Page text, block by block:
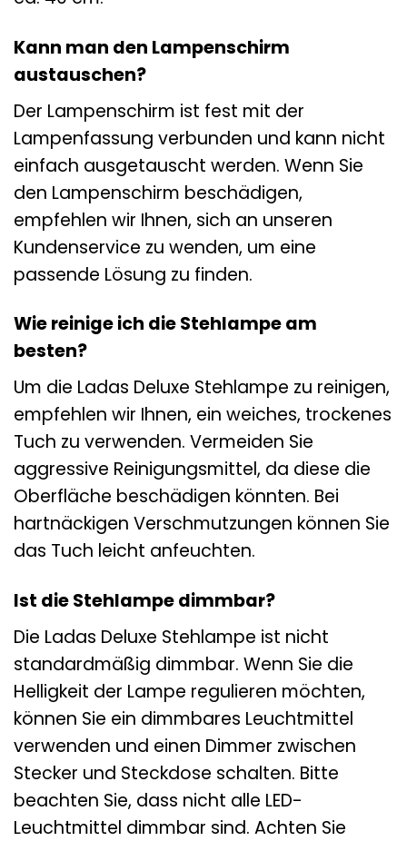
Kann man den Lampenschirm
austauschen?
Der Lampenschirm ist fest mit der
Lampenfassung verbunden und kann nicht
einfach ausgetauscht werden. Wenn Sie
den Lampenschirm beschädigen,
empfehlen wir Ihnen, sich an unseren
Kundenservice zu wenden, um eine
passende Lösung zu finden.
Wie reinige ich die Stehlampe am
besten?
Um die Ladas Deluxe Stehlampe zu reinigen,
empfehlen wir Ihnen, ein weiches, trockenes
Tuch zu verwenden. Vermeiden Sie
aggressive Reinigungsmittel, da diese die
Oberfläche beschädigen könnten. Bei
hartnäckigen Verschmutzungen können Sie
das Tuch leicht anfeuchten.
Ist die Stehlampe dimmbar?
Die Ladas Deluxe Stehlampe ist nicht
standardmäßig dimmbar. Wenn Sie die
Helligkeit der Lampe regulieren möchten,
können Sie ein dimmbares Leuchtmittel
verwenden und einen Dimmer zwischen
Stecker und Steckdose schalten. Bitte
beachten Sie, dass nicht alle LED-
Leuchtmittel dimmbar sind. Achten Sie